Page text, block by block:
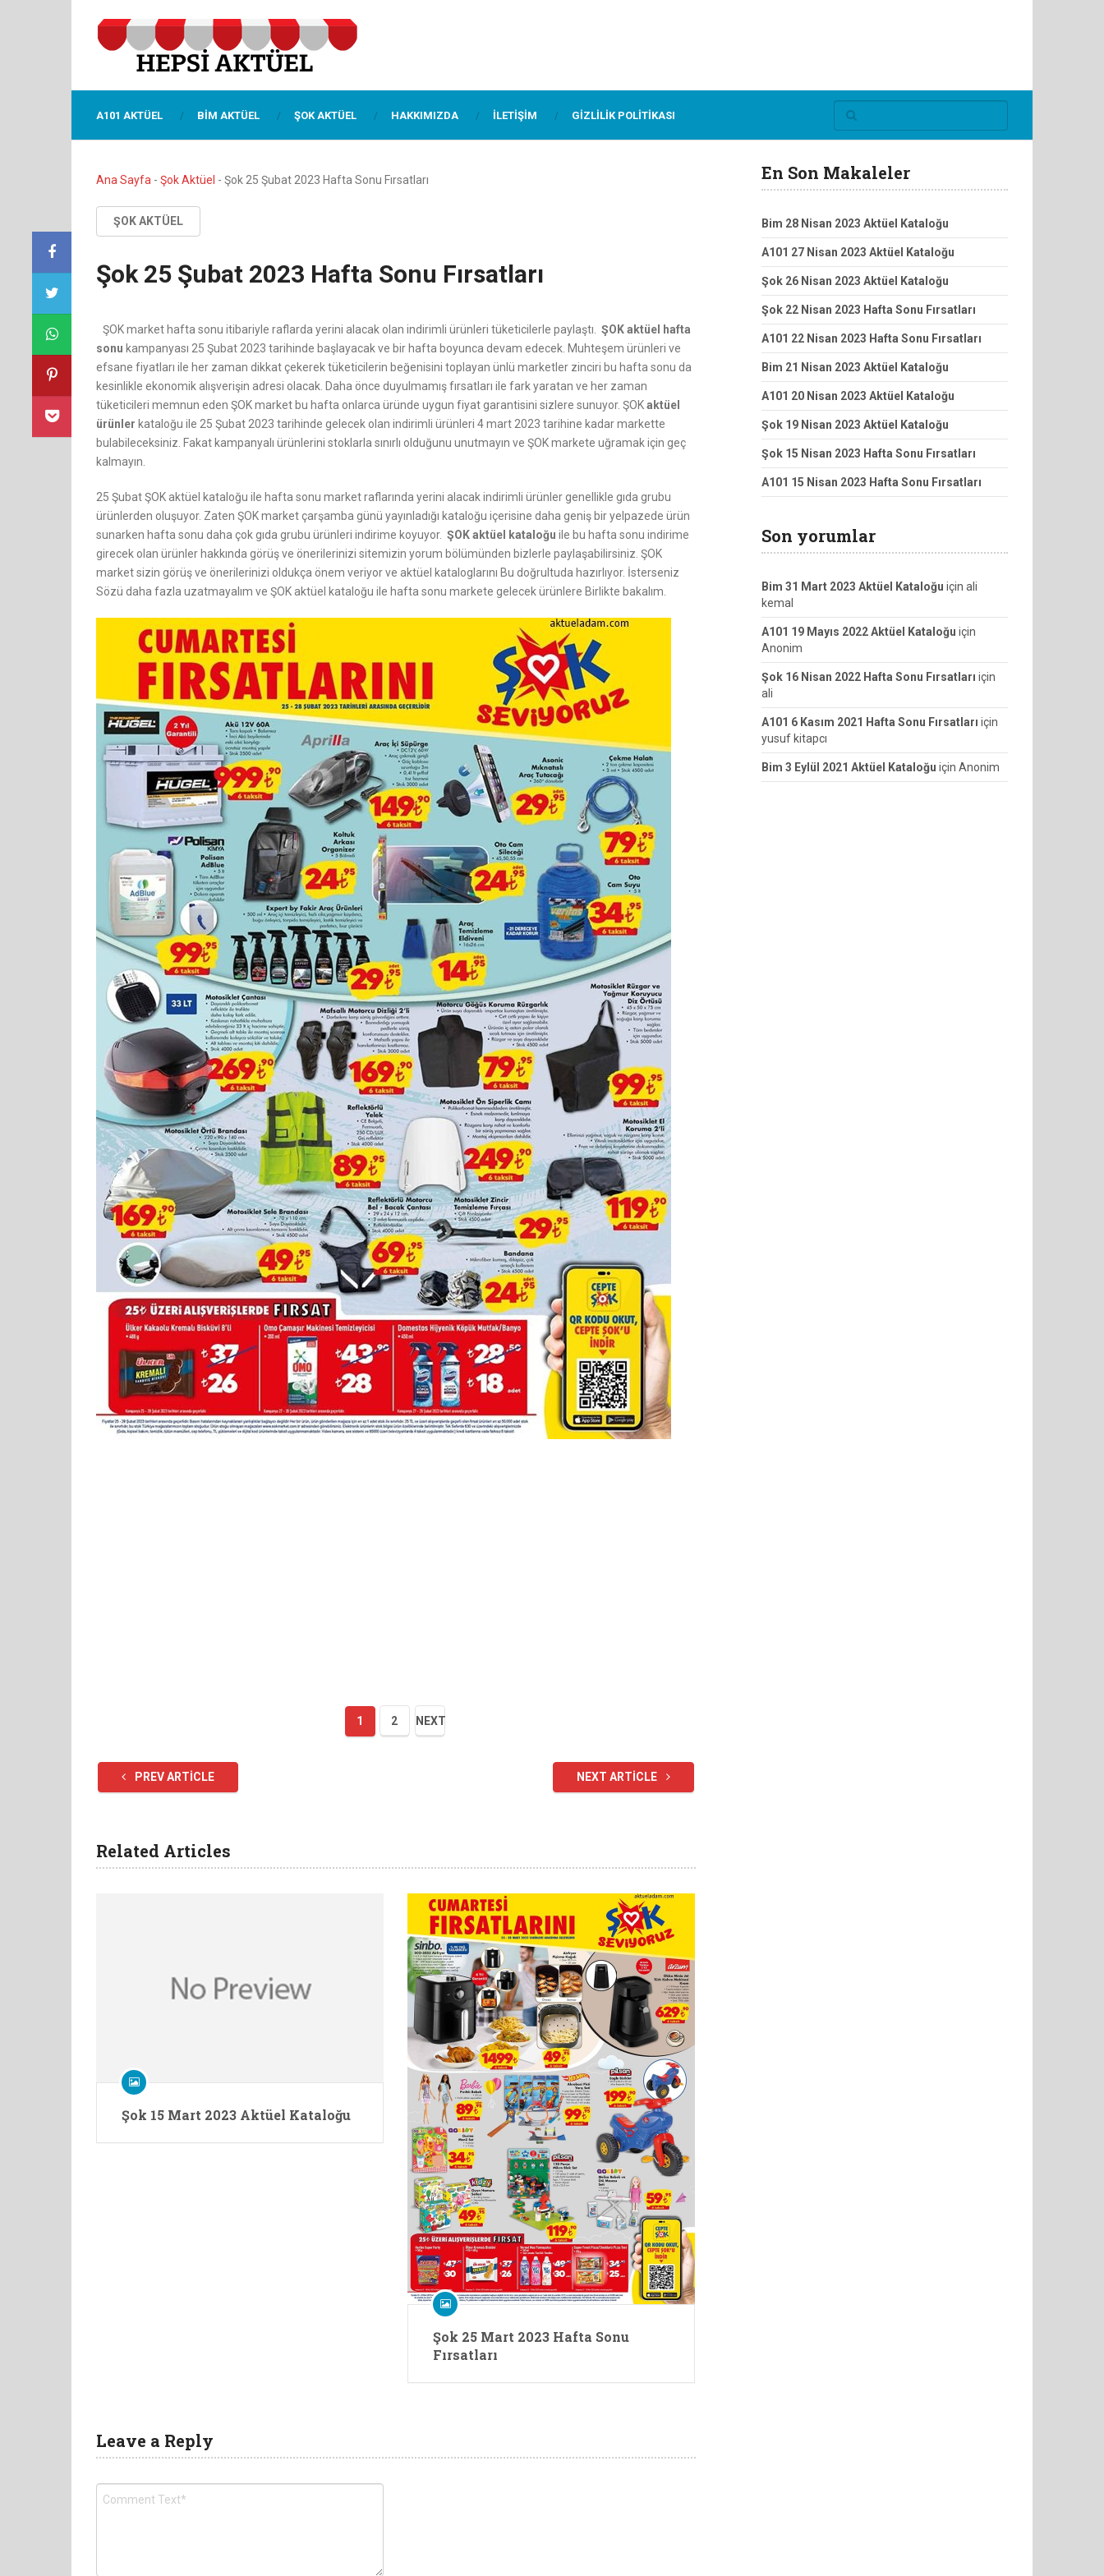
A101 AKTÜEL BIM AKTÜEL ŞOK AKTÜEL HAKKIMIZDA İLETIŞIM GIZLILIK POLITIKASI
Ana Sayfa - Şok Aktüel - Şok 25 Şubat 2023 Hafta Sonu Fırsatları
ŞOK AKTÜEL
Şok 25 Şubat 2023 Hafta Sonu Fırsatları
ŞOK market hafta sonu itibariyle raflarda yerini alacak olan indirimli ürünleri tüketicilerle paylaştı. ŞOK aktüel hafta
sonu kampanyası 25 Şubat 2023 tarihinde başlayacak ve bir hafta boyunca devam edecek. Muhteşem ürünleri ve
efsane fiyatları ile her zaman dikkat çekerek tüketicilerin beğenisini toplayan ünlü marketler zinciri bu hafta sonu da
kesinlikle ekonomik alışverişin adresi olacak. Daha önce duyulmamış fırsatları ile fark yaratan ve her zaman
tüketicileri memnun eden ŞOK market bu hafta onlarca üründe uygun fiyat garantisini sizlere sunuyor. ŞOKaktüel
ürünler kataloğu ile 25 Şubat 2023 tarihinde gelecek olan indirimli ürünleri 4 mart 2023 tarihine kadar markette
bulabileceksiniz. Fakat kampanyalı ürünlerini stoklarla sınırlı olduğunu unutmayın ve ŞOK markete uğramak için geç
kalmayın.
25 Şubat ŞOK aktüel kataloğu ile hafta sonu market raflarında yerini alacak indirimli ürünler genellikle gıda grubu
ürünlerden oluşuyor. Zaten ŞOK market çarşamba günü yayınladığı kataloğu içerisine daha geniş bir yelpazede ürün
sunarken hafta sonu daha çok gıda grubu ürünleri indirime koyuyor. ŞOK aktüel kataloğu ile bu hafta sonu indirime
girecek olan ürünler hakkında görüş ve önerilerinizi sitemizin yorum bölümünden bizlerle paylaşabilirsiniz. ŞOK
market sizin görüş ve önerilerinizi oldukça önem veriyor ve aktüel kataloglarını Bu doğrultuda hazırlıyor. İsterseniz
Sözü daha fazla uzatmayalım ve ŞOK aktüel kataloğu ile hafta sonu markete gelecek ürünlere Birlikte bakalım.
1 2 NEXT
PREV ARTICLE NEXT ARTICLE
Related Articles
Şok 15 Mart 2023 Aktüel Kataloğu
Şok 25 Mart 2023 Hafta Sonu
Fırsatları
Leave a Reply
En Son Makaleler
Bim 28 Nisan 2023 Aktüel Kataloğu
A101 27 Nisan 2023 Aktüel Kataloğu
Şok 26 Nisan 2023 Aktüel Kataloğu
Şok 22 Nisan 2023 Hafta Sonu Fırsatları
A101 22 Nisan 2023 Hafta Sonu Fırsatları
Bim 21 Nisan 2023 Aktüel Kataloğu
A101 20 Nisan 2023 Aktüel Kataloğu
Şok 19 Nisan 2023 Aktüel Kataloğu
Şok 15 Nisan 2023 Hafta Sonu Fırsatları
A101 15 Nisan 2023 Hafta Sonu Fırsatları
Son yorumlar
Bim 31 Mart 2023 Aktüel Kataloğu için ali
kemal
A101 19 Mayıs 2022 Aktüel Kataloğu için
Anonim
Şok 16 Nisan 2022 Hafta Sonu Fırsatları için
ali
A101 6 Kasım 2021 Hafta Sonu Fırsatları için
yusuf kitapcı
Bim 3 Eylül 2021 Aktüel Kataloğu için Anonim